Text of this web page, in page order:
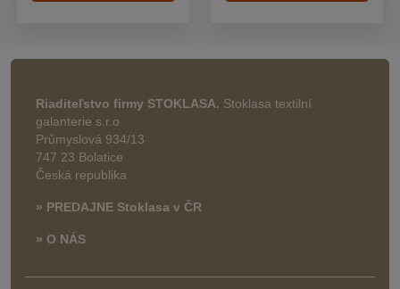
Riaditeľstvo firmy STOKLASA. Stoklasa textilní
galanterie s.r.o.
Průmyslová 934/13
747 23 Bolatice
Česká republika
» PREDAJNE Stoklasa v ČR
» O NÁS